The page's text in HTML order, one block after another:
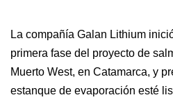
La compañía Galan Lithium
primera fase del proyecto de
Muerto West, en Catamarca, y
estanque de evaporación esté